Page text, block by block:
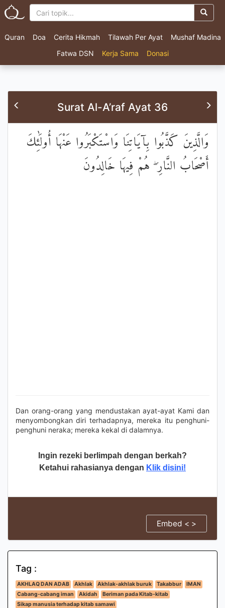
Quran Doa Cerita Hikmah Tilawah Per Ayat
Mushaf Madina
Fatwa DSN
Kerja Sama Donasi
Surat Al-A’raf Ayat 36
وَالَّذِينَ كَذَّبُوا بِآيَاتِنَا وَاسْتَكْبَرُوا عَنْهَا أُولَٰئِكَ
أَصْحَابُ النَّارِ ۖ هُمْ فِيهَا خَالِدُونَ
Dan orang-orang yang mendustakan ayat-ayat Kami dan
menyombongkan diri terhadapnya, mereka itu penghuni-
penghuni neraka; mereka kekal di dalamnya.
Ingin rezeki berlimpah dengan berkah?
Ketahui rahasianya dengan Klik disini!
Embed < >
Tag :
AKHLAQ DAN ADAB Akhlak Akhlak-akhlak buruk Takabbur
IMAN
Cabang-cabang iman
Akidah
Beriman pada Kitab-kitab
Sikap manusia terhadap kitab samawi